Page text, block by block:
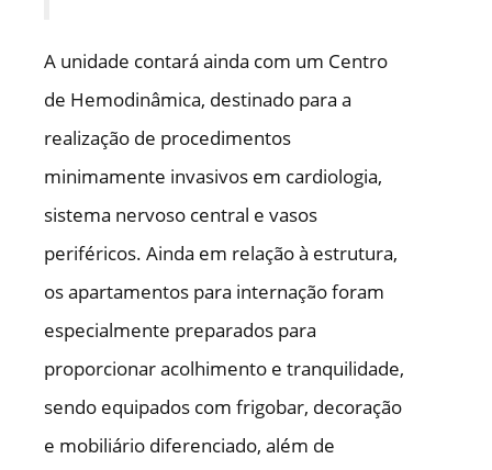
A unidade contará ainda com um Centro
de Hemodinâmica, destinado para a
realização de procedimentos
minimamente invasivos em cardiologia,
sistema nervoso central e vasos
periféricos. Ainda em relação à estrutura,
os apartamentos para internação foram
especialmente preparados para
proporcionar acolhimento e tranquilidade,
sendo equipados com frigobar, decoração
e mobiliário diferenciado, além de